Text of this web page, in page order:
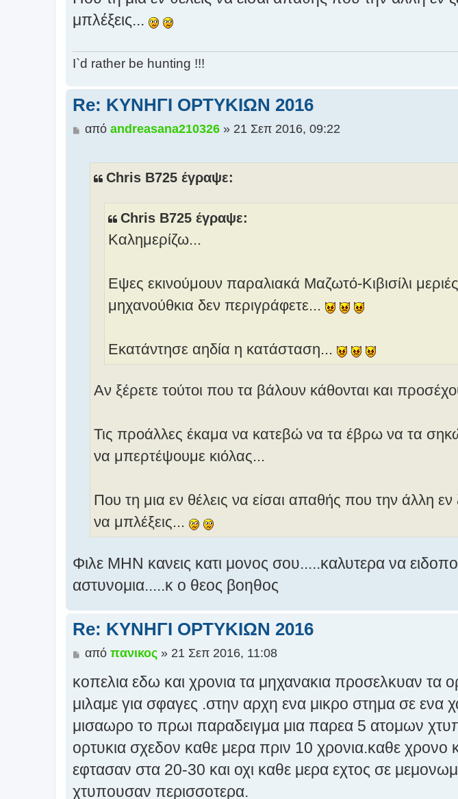
μπλέξεις...
I`d rather be hunting !!!
Re: ΚΥΝΗΓΙ ΟΡΤΥΚΙΩΝ 2016
Δ
από andreasana210326» 21 Σεπ 2016, 09:22
Chris B725 έγραψε:
Chris B725 έγραψε:
Καλημερίζω...
Εψες εκινούμουν παραλιακά Μαζωτό-Κιβισίλι
μηχανούθκια δεν περιγράφετε...
Εκατάντησε αηδία η κατάσταση...
Αν ξέρετε τούτοι που τα βάλουν κάθονται και
Τις προάλλες έκαμα να κατεβώ να τα έβρω να τα
να μπερτέψουμε κιόλας...
Που τη μια εν θέλεις να είσαι απαθής που την άλλη εν
να μπλέξεις...
Φιλε ΜΗΝ κανεις κατι μονος σου.....καλυτερα να
αστυνομια.....κ ο θεος βοηθος
Re: ΚΥΝΗΓΙ ΟΡΤΥΚΙΩΝ 2016
Δ
μ
ο
σ
ί
υ
σ
η
από πανικος» 21 Σεπ 2016, 11:08
κοπελια εδω και χρονια τα μηχανακια προσελκυαν τα
μιλαμε για σφαγες .στην αρχη ενα μικρο στημα σε ενα
μισαωρο το πρωι παραδειγμα μια παρεα 5 ατομων
ορτυκια σχεδον καθε μερα πριν 10 χρονια.καθε χρονο
εφτασαν στα 20-30 και οχι καθε μερα εχτος σε
χτυπουσαν περισσοτερα.